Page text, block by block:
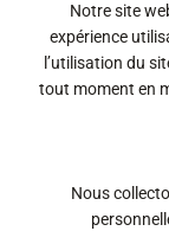
Notre site
expérience
l’utilisation du
tout moment en
Nous